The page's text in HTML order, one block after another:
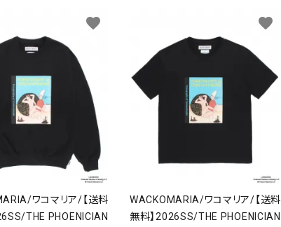
ワコマリア/【送料
THE PHOENICIAN
favorite
WACKOMARIA/ワコマリア/【送料
無料】2026SS/THE PHOENICIAN
favorite